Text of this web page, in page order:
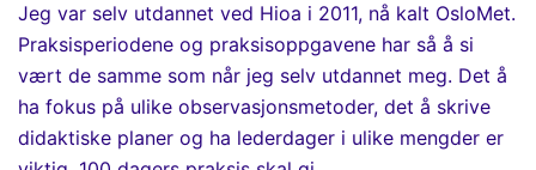
Jeg var selv utdannet ved Hioa i 2011, nå kalt OsloMet.
Praksisperiodene og praksisoppgavene har så å si
vært de samme som når jeg selv utdannet meg. Det å
ha fokus på ulike observasjonsmetoder, det å skrive
didaktiske planer og ha lederdager i ulike mengder er